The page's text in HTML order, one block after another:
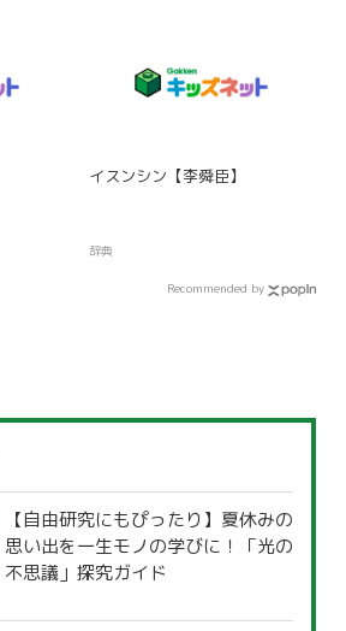
イスンシン【李舜臣】
辞典
Recommended by
【自由研究にもぴったり】夏休みの
思い出を一生モノの学びに！「光の
不思議」探究ガイド